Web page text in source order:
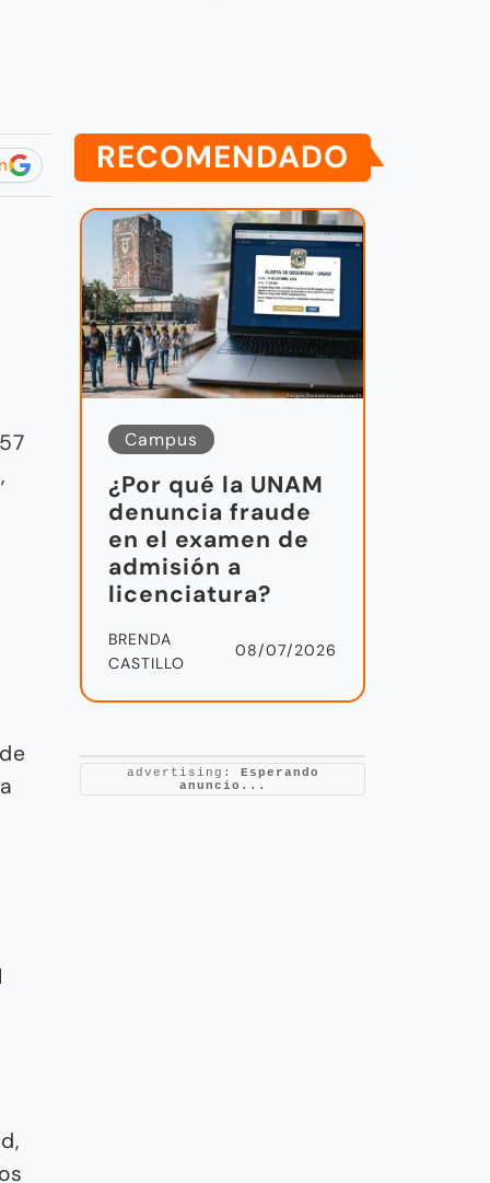
RECOMENDADO
Campus
¿Por qué la UNAM
denuncia fraude
en el examen de
admisión a
licenciatura?
BRENDA
CASTILLO
08/07/2026
advertising: Esperando
anuncio...